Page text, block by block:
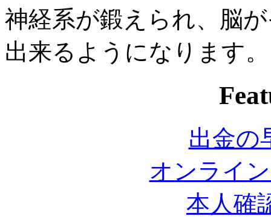
神経系が鍛えられ、脳
出来るようになります。
出金の
オンライ
本人確